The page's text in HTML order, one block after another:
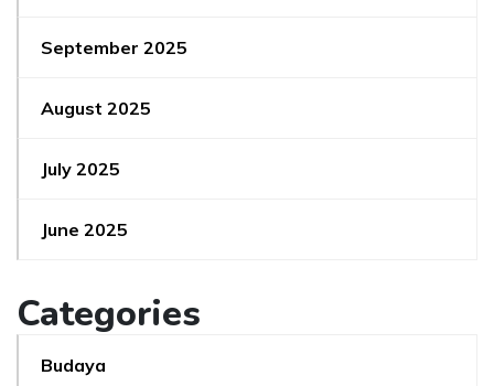
September 2025
August 2025
July 2025
June 2025
Categories
Budaya